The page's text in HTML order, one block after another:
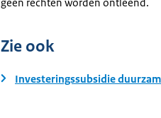
Zie ook
Investeringssubsidie